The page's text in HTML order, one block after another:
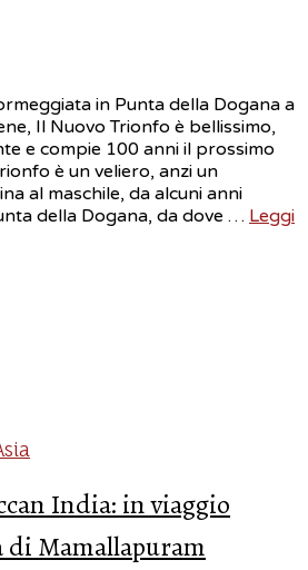
in Punta della Dogana a
Il Nuovo Trionfo è bellissimo,
e compie 100 anni il prossimo
è un veliero, anzi un
al maschile, da alcuni anni
della Dogana, da dove … Leggi
India: in viaggio
di Mamallapuram